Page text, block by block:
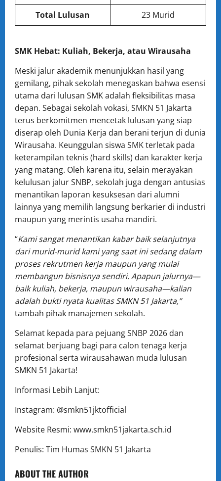
Total Lulusan 23 Murid
SMK Hebat: Kuliah, Bekerja, atau Wirausaha
Meski jalur akademik menunjukkan hasil yang
gemilang, pihak sekolah menegaskan bahwa esensi
utama dari lulusan SMK adalah fleksibilitas masa
depan. Sebagai sekolah vokasi, SMKN 51 Jakarta
terus berkomitmen mencetak lulusan yang siap
diserap oleh Dunia Kerja dan berani terjun di dunia
Wirausaha. Keunggulan siswa SMK terletak pada
keterampilan teknis (hard skills) dan karakter kerja
yang matang. Oleh karena itu, selain merayakan
kelulusan jalur SNBP, sekolah juga dengan antusias
menantikan laporan kesuksesan dari alumni
lainnya yang memilih langsung berkarier di industri
maupun yang merintis usaha mandiri.
“Kami sangat menantikan kabar baik selanjutnya
dari murid-murid kami yang saat ini sedang dalam
proses rekrutmen kerja maupun yang mulai
membangun bisnisnya sendiri. Apapun jalurnya—
baik kuliah, bekerja, maupun wirausaha—kalian
adalah bukti nyata kualitas SMKN 51 Jakarta,”
tambah pihak manajemen sekolah.
Selamat kepada para pejuang SNBP 2026 dan
selamat berjuang bagi para calon tenaga kerja
profesional serta wirausahawan muda lulusan
SMKN 51 Jakarta!
Informasi Lebih Lanjut:
Instagram: @smkn51jktofficial
Website Resmi: www.smkn51jakarta.sch.id
Penulis: Tim Humas SMKN 51 Jakarta
ABOUT THE AUTHOR